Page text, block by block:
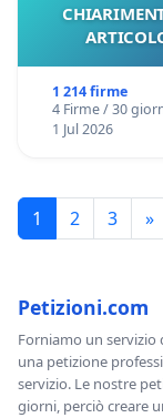
1 214 firme
4 Firme / 30
1 Jul 2026
1 2 3 »
Petizioni.com
Forniamo un
una petizione
servizio. Le nostre
giorni, perciò creare